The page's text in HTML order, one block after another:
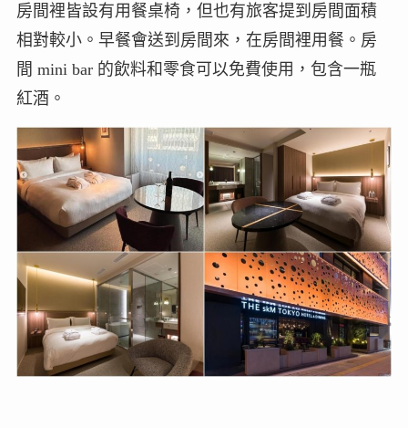
房間裡皆設有用餐桌椅，但也有旅客提到房間面積
相對較小。早餐會送到房間來，在房間裡用餐。房
間 mini bar 的飲料和零食可以免費使用，包含一瓶
紅酒。